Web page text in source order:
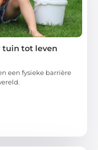
tuin tot leven
een fysieke barrière